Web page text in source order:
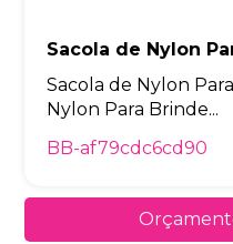
Sacola de Nylon
Sacola de Nylon
Nylon Para Brinde...
BB-af79cdc6cd90